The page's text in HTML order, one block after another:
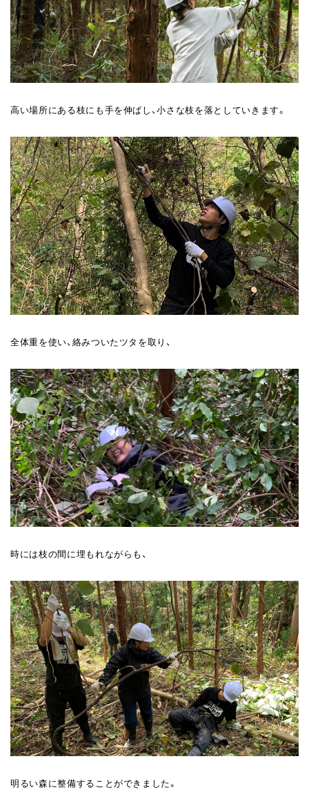
高い場所にある枝にも手を伸ばし、小さな枝を落としていきます。
全体重を使い、絡みついたツタを取り、
時には枝の間に埋もれながらも、
明るい森に整備することができました。